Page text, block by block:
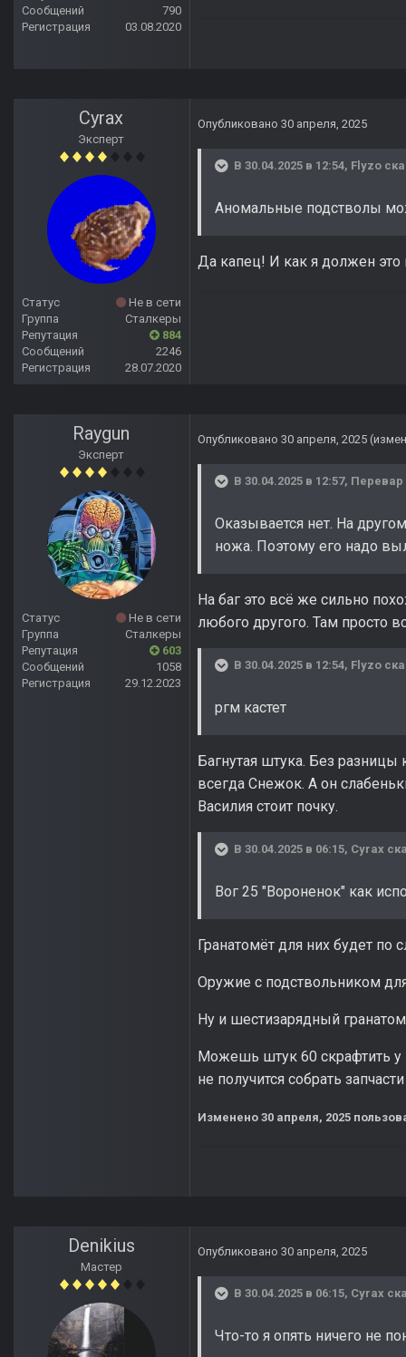
Сообщений
790
Регистрация
03.08.2020
Cyrax
Эксперт
Статус
Не в сети
Группа
Сталкеры
Репутация
884
Сообщений
2246
Регистрация
28.07.2020
Опубликовано 30 апреля, 2025
В 30.04.2025 в 12:54, Flyzo
Аномальные подстволы
Да капец! И как я должен это
Raygun
Эксперт
Статус
Не в сети
Группа
Сталкеры
Репутация
603
Сообщений
1058
Регистрация
29.12.2023
Опубликовано 30 апреля, 2025
В 30.04.2025 в 12:57, Перевар
Оказывается нет. На
ножа. Поэтому его надо
На баг это всё же сильно
любого другого. Там просто
В 30.04.2025 в 12:54, Flyzo
ргм кастет
Багнутая штука. Без
всегда Снежок. А он
Василия стоит почку.
В 30.04.2025 в 06:15, Cyrax
Вог 25 "Вороненок" как
Гранатомёт для них будет
Оружие с подствольником
Ну и шестизарядный
Можешь штук 60 скрафтить у
не получится собрать
Изменено 30 апреля, 2025
Denikius
Мастер
Опубликовано 30 апреля, 2025
В 30.04.2025 в 06:15, Cyrax
Что-то я опять ничего не